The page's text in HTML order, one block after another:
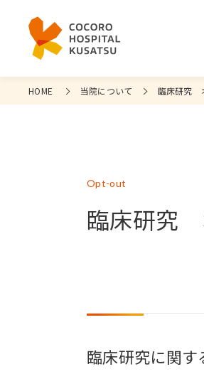
HOME 当院について 臨床研究
Opt-out
臨床研究
臨床研究に関す